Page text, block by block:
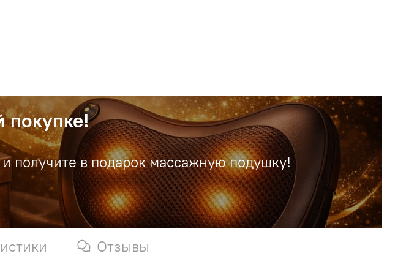
покупке!
получите в подарок массажную подушку!
Отзывы